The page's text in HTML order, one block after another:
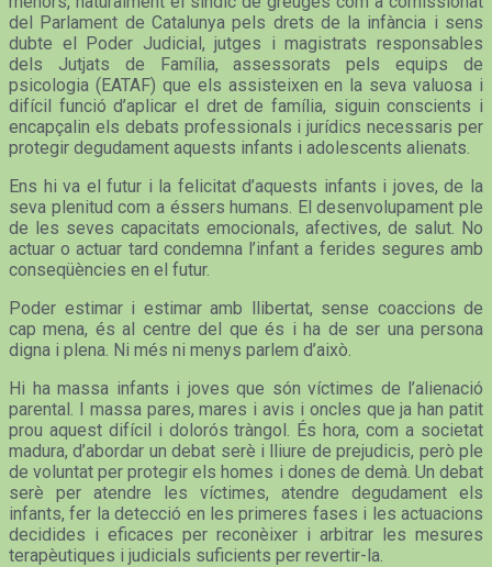
del Parlament de Catalunya pels drets de la infància i sens
dubte el Poder Judicial, jutges i magistrats responsables
dels Jutjats de Família, assessorats pels equips de
psicologia (EATAF) que els assisteixen en la seva valuosa i
difícil funció d’aplicar el dret de família, siguin conscients i
encapçalin els debats professionals i jurídics necessaris per
protegir degudament aquests infants i adolescents alienats.
Ens hi va el futur i la felicitat d’aquests infants i joves, de la
seva plenitud com a éssers humans. El desenvolupament ple
de les seves capacitats emocionals, afectives, de salut. No
actuar o actuar tard condemna l’infant a ferides segures amb
conseqüències en el futur.
Poder estimar i estimar amb llibertat, sense coaccions de
cap mena, és al centre del que és i ha de ser una persona
digna i plena. Ni més ni menys parlem d’això.
Hi ha massa infants i joves que són víctimes de l’alienació
parental. I massa pares, mares i avis i oncles que ja han patit
prou aquest difícil i dolorós tràngol. És hora, com a societat
madura, d’abordar un debat serè i lliure de prejudicis, però ple
de voluntat per protegir els homes i dones de demà. Un debat
serè per atendre les víctimes, atendre degudament els
infants, fer la detecció en les primeres fases i les actuacions
decidides i eficaces per reconèixer i arbitrar les mesures
terapèutiques i judicials suficients per revertir-la.